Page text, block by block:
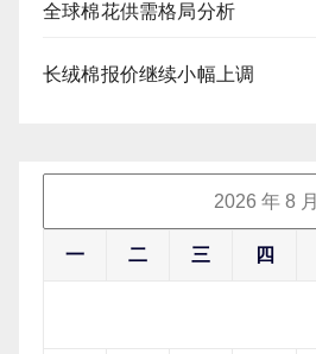
全球棉花供需格局分析
长绒棉报价继续小幅上调
2026 年 8 月
一 二 三 四